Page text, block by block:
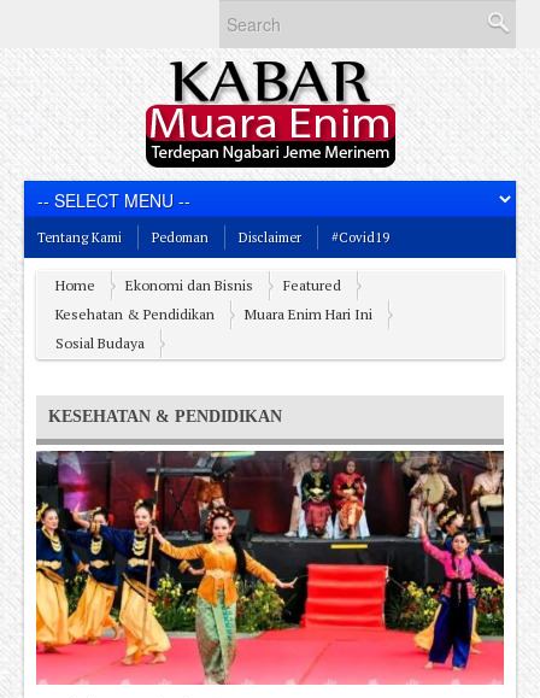
Tentang Kami Pedoman Disclaimer #Covid19
Home Ekonomi dan Bisnis
Featured
Kesehatan & Pendidikan
Muara Enim Hari Ini
Sosial Budaya
KESEHATAN & PENDIDIKAN